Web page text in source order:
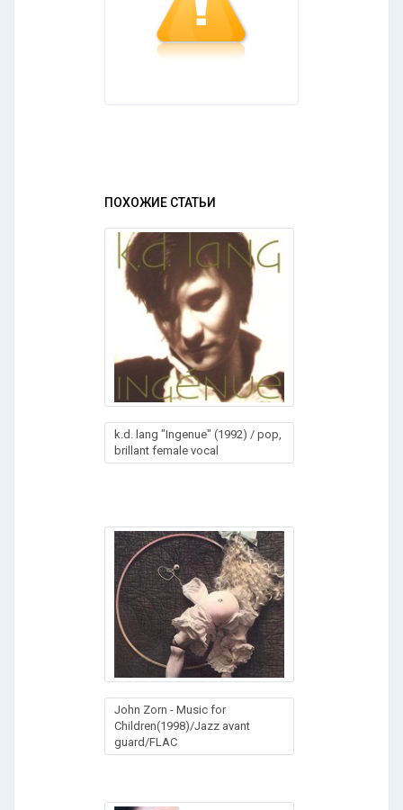
ПОХОЖИЕ СТАТЬИ
k.d. lang "Ingenue" (1992) / pop,
brillant female vocal
John Zorn - Music for
Children(1998)/Jazz avant
guard/FLAC